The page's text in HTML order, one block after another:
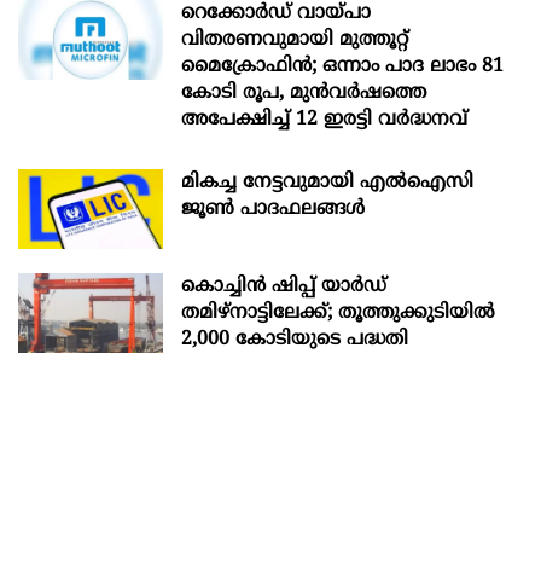
റെക്കോർഡ് വായ്പാ
വിതരണവുമായി മുത്തൂറ്റ്
മൈക്രോഫിൻ; ഒന്നാം പാദ ലാഭം 81
കോടി രൂപ, മുൻവർഷത്തെ
അപേക്ഷിച്ച് 12 ഇരട്ടി വർദ്ധനവ്
മികച്ച നേട്ടവുമായി എൽഐസി
ജൂൺ പാദഫലങ്ങൾ
കൊച്ചിന്‍ ഷിപ്പ് യാർഡ്
തമിഴ്നാട്ടിലേക്ക്; തൂത്തുക്കുടിയിൽ
2,000 കോടിയുടെ പദ്ധതി